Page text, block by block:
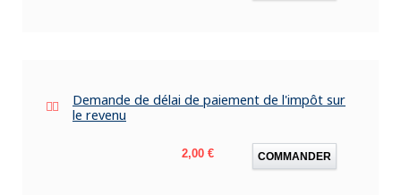
Demande de délai de paiement de l'impôt sur
le revenu
Prix
2,00 € COMMANDER